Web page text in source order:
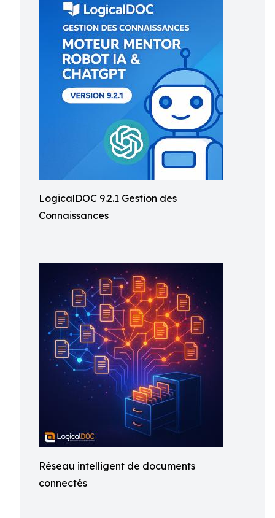
LogicalDOC 9.2.1 Gestion des
Connaissances
Réseau intelligent de documents
connectés